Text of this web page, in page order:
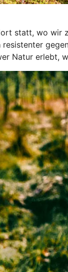
statt, wo
Natur erlebt,